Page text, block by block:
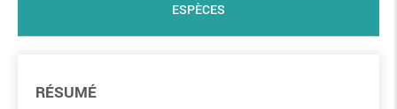
ESPÈCES
RÉSUMÉ